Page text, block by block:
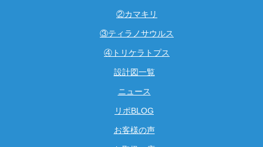
②カマキリ
③ティラノサウルス
④トリケラトプス
設計図一覧
ニュース
リポBLOG
お客様の声